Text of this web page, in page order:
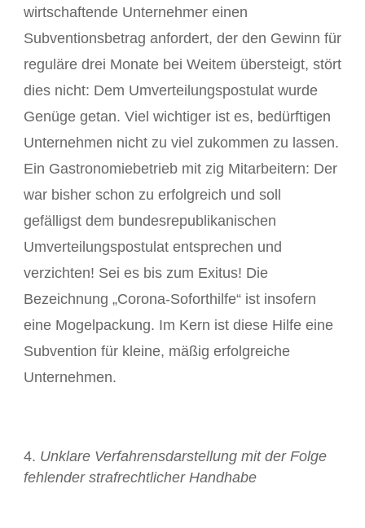
wirtschaftende Unternehmer einen
Subventionsbetrag anfordert, der den Gewinn für
reguläre drei Monate bei Weitem übersteigt, stört
dies nicht: Dem Umverteilungspostulat wurde
Genüge getan. Viel wichtiger ist es, bedürftigen
Unternehmen nicht zu viel zukommen zu lassen.
Ein Gastronomiebetrieb mit zig Mitarbeitern: Der
war bisher schon zu erfolgreich und soll
gefälligst dem bundesrepublikanischen
Umverteilungspostulat entsprechen und
verzichten! Sei es bis zum Exitus! Die
Bezeichnung „Corona-Soforthilfe“ ist insofern
eine Mogelpackung. Im Kern ist diese Hilfe eine
Subvention für kleine, mäßig erfolgreiche
Unternehmen.
Unklare Verfahrensdarstellung mit der Folge
fehlender strafrechtlicher Handhabe